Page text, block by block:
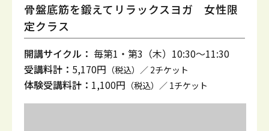
骨盤底筋を鍛えてリラックスヨガ 女性限
定クラス
開講サイクル： 毎第1・第3（木）10:30～11:30
受講料計： 5,170円 （税込）／ 2チケット
体験受講料計： 1,100円 （税込）／ 1チケット